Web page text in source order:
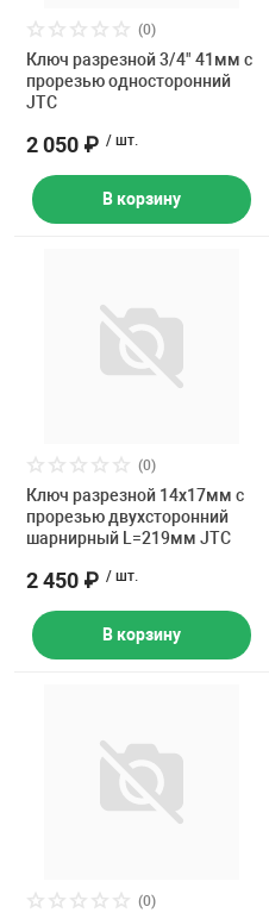
(0)
Ключ разрезной 3/4" 41мм с
прорезью односторонний
JTC
2 050 ₽ / шт.
В корзину
(0)
Ключ разрезной 14х17мм с
прорезью двухсторонний
шарнирный L=219мм JTC
2 450 ₽ / шт.
В корзину
(0)